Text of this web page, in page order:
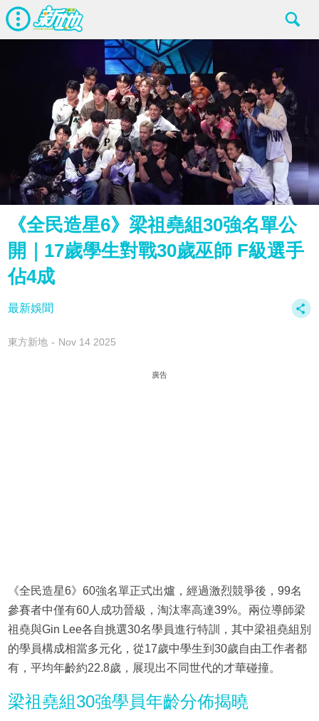
《全民造星6》梁祖堯組30強名單公
開｜17歲學生對戰30歲巫師 F級選手
佔4成
最新娛聞
東方新地 Nov 14 2025
廣告
《全民造星6》60強名單正式出爐，經過激烈競爭後，99名
參賽者中僅有60人成功晉級，淘汰率高達39%。兩位導師梁
祖堯與Gin Lee各自挑選30名學員進行特訓，其中梁祖堯組別
的學員構成相當多元化，從17歲中學生到30歲自由工作者都
有，平均年齡約22.8歲，展現出不同世代的才華碰撞。
梁祖堯組30強學員年齡分佈揭曉